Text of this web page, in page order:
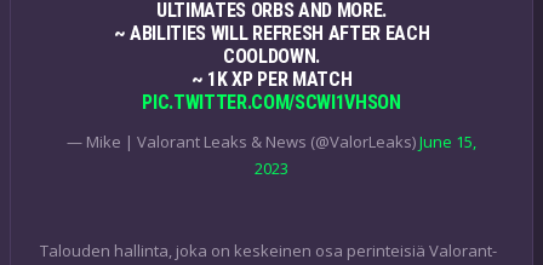
ULTIMATES ORBS AND MORE.
~ ABILITIES WILL REFRESH AFTER EACH
COOLDOWN.
~ 1K XP PER MATCH
PIC.TWITTER.COM/SCWI1VHSON
— Mike | Valorant Leaks & News (@ValorLeaks)June 15,
2023
Talouden hallinta, joka on keskeinen osa perinteisiä Valorant-